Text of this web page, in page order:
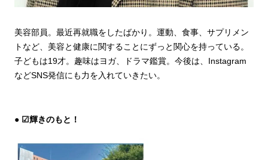
美容部員。最近再就職をしたばかり。運動、食事、サプリメン
トなど、美容と健康に関することにずっと関心を持っている。
子どもは19才。趣味はヨガ、ドラマ鑑賞。今後は、Instagram
などSNS発信にも力を入れていきたい。
☑輝きのもと！